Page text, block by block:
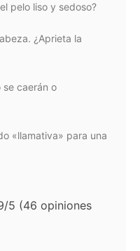
pelo liso y sedoso?
¿Aprieta la
se caerán o
«llamativa» para una
5 (46 opiniones